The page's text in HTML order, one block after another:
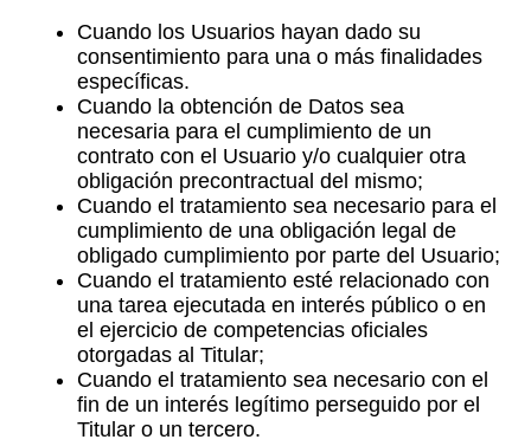
Cuando los Usuarios hayan dado su
consentimiento para una o más finalidades
específicas.
Cuando la obtención de Datos sea
necesaria para el cumplimiento de un
contrato con el Usuario y/o cualquier otra
obligación precontractual del mismo;
Cuando el tratamiento sea necesario para el
cumplimiento de una obligación legal de
obligado cumplimiento por parte del Usuario;
Cuando el tratamiento esté relacionado con
una tarea ejecutada en interés público o en
el ejercicio de competencias oficiales
otorgadas al Titular;
Cuando el tratamiento sea necesario con el
fin de un interés legítimo perseguido por el
Titular o un tercero.